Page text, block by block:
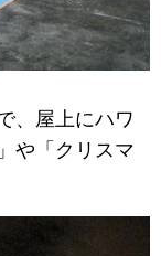
、屋上にハワ
や「クリスマ